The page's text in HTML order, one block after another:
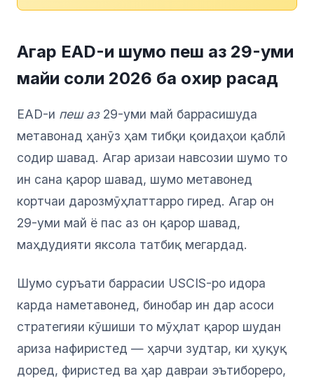
Агар EAD-и шумо пеш аз 29-уми
майи соли 2026 ба охир расад
EAD-и пеш аз29-уми май баррасишуда
метавонад ҳанӯз ҳам тибқи қоидаҳои қаблӣ
содир шавад. Агар аризаи навсозии шумо то
ин сана қарор шавад, шумо метавонед
кортчаи дарозмӯҳлаттарро гиред. Агар он
29-уми май ё пас аз он қарор шавад,
маҳдудияти яксола татбиқ мегардад.
Шумо суръати баррасии USCIS-ро идора
карда наметавонед, бинобар ин дар асоси
стратегияи кӯшиши то мӯҳлат қарор шудан
ариза нафиристед — ҳарчи зудтар, ки ҳуқуқ
доред, фиристед ва ҳар давраи эътибореро,